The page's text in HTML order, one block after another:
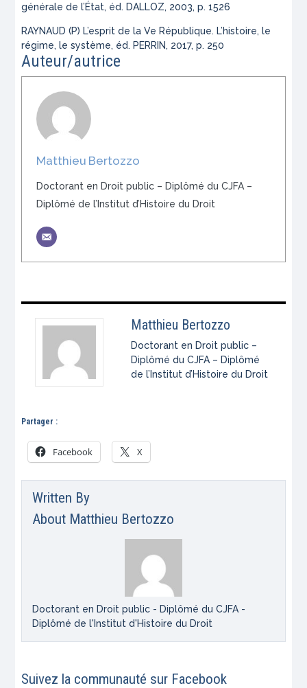
générale de l’État, éd. DALLOZ, 2003, p. 1526
RAYNAUD (P) L’esprit de la Ve République. L’histoire, le
régime, le système, éd. PERRIN, 2017, p. 250
Auteur/autrice
Matthieu Bertozzo
Doctorant en Droit public – Diplômé du CJFA –
Diplômé de l’Institut d’Histoire du Droit
Matthieu Bertozzo
Doctorant en Droit public –
Diplômé du CJFA – Diplômé
de l’Institut d’Histoire du Droit
Partager :
Facebook X
Written By
About Matthieu Bertozzo
Doctorant en Droit public - Diplômé du CJFA -
Diplômé de l'Institut d'Histoire du Droit
Suivez la communauté sur Facebook